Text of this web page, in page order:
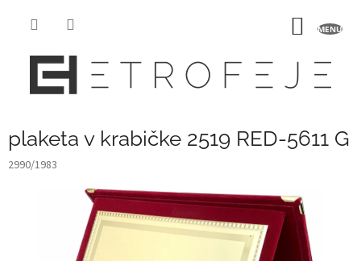
plaketa v krabičke 2519 RED-5611 G
2990/1983